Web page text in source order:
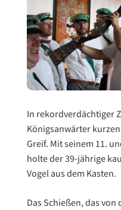
In rekordverdächtiger
Königsanwärter
Greif. Mit seinem 11.
holte der 39-jährige
Vogel aus dem Kasten.
Das Schießen, das